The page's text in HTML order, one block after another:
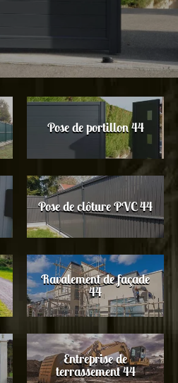
Pose de portillon 44
Pose de clôture PVC 44
Ravalement de façade
44
Entreprise de
terrassement 44